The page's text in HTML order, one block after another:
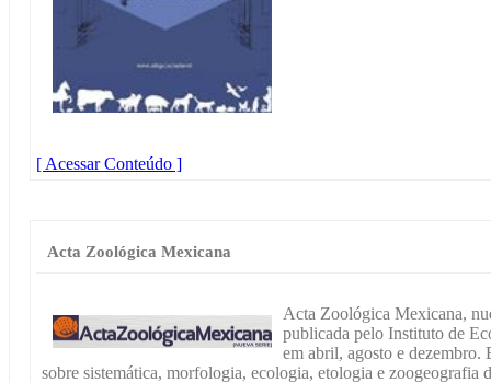
[ Acessar Conteúdo ]
Acta Zoológica Mexicana
Acta Zoológica Mexicana,
publicada pelo Instituto de
em abril, agosto e dezembro.
sobre sistemática, morfologia, ecologia, etologia e zoogeografia